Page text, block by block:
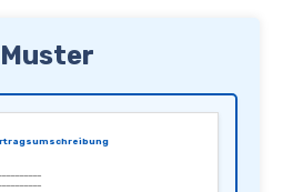
Muster